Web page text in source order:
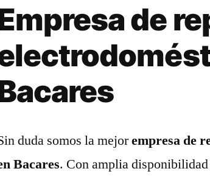
de
duda somos la mejorempresa de
Bacares. Con amplia